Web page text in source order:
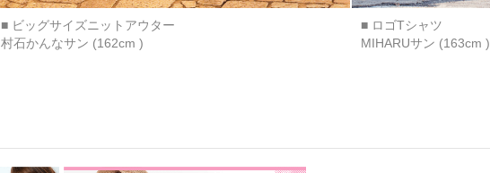
■ ビッグサイズニットアウター
村石かんなサン (162cm )
■ ロゴTシャツ
MIHARUサン (163cm )